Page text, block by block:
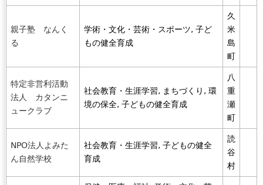
親子塾 なんく
る
学術・文化・芸術・スポーツ, 子ど
もの健全育成
久
米
島
町
特定非営利活動
法人 カタンニ
ュークラブ
社会教育・生涯学習, まちづくり, 環
境の保全, 子どもの健全育成
八
重
瀬
町
NPO法人よみた
ん自然学校
社会教育・生涯学習, 子どもの健全
育成
読
谷
村